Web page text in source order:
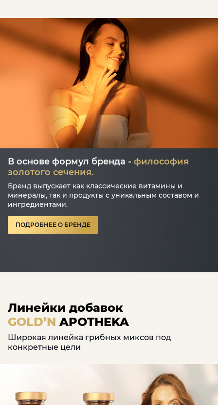
В основе формул бренда - философия
золотого сечения.
Бренд выпускает как классические витамины и
минералы, так и продукты с уникальным составом и
ингредиентами.
ПОДРОБНЕЕ О БРЕНДЕ
Линейки добавок
GOLD’N APOTHEKA
Широкая линейка грибных миксов под
конкретные цели